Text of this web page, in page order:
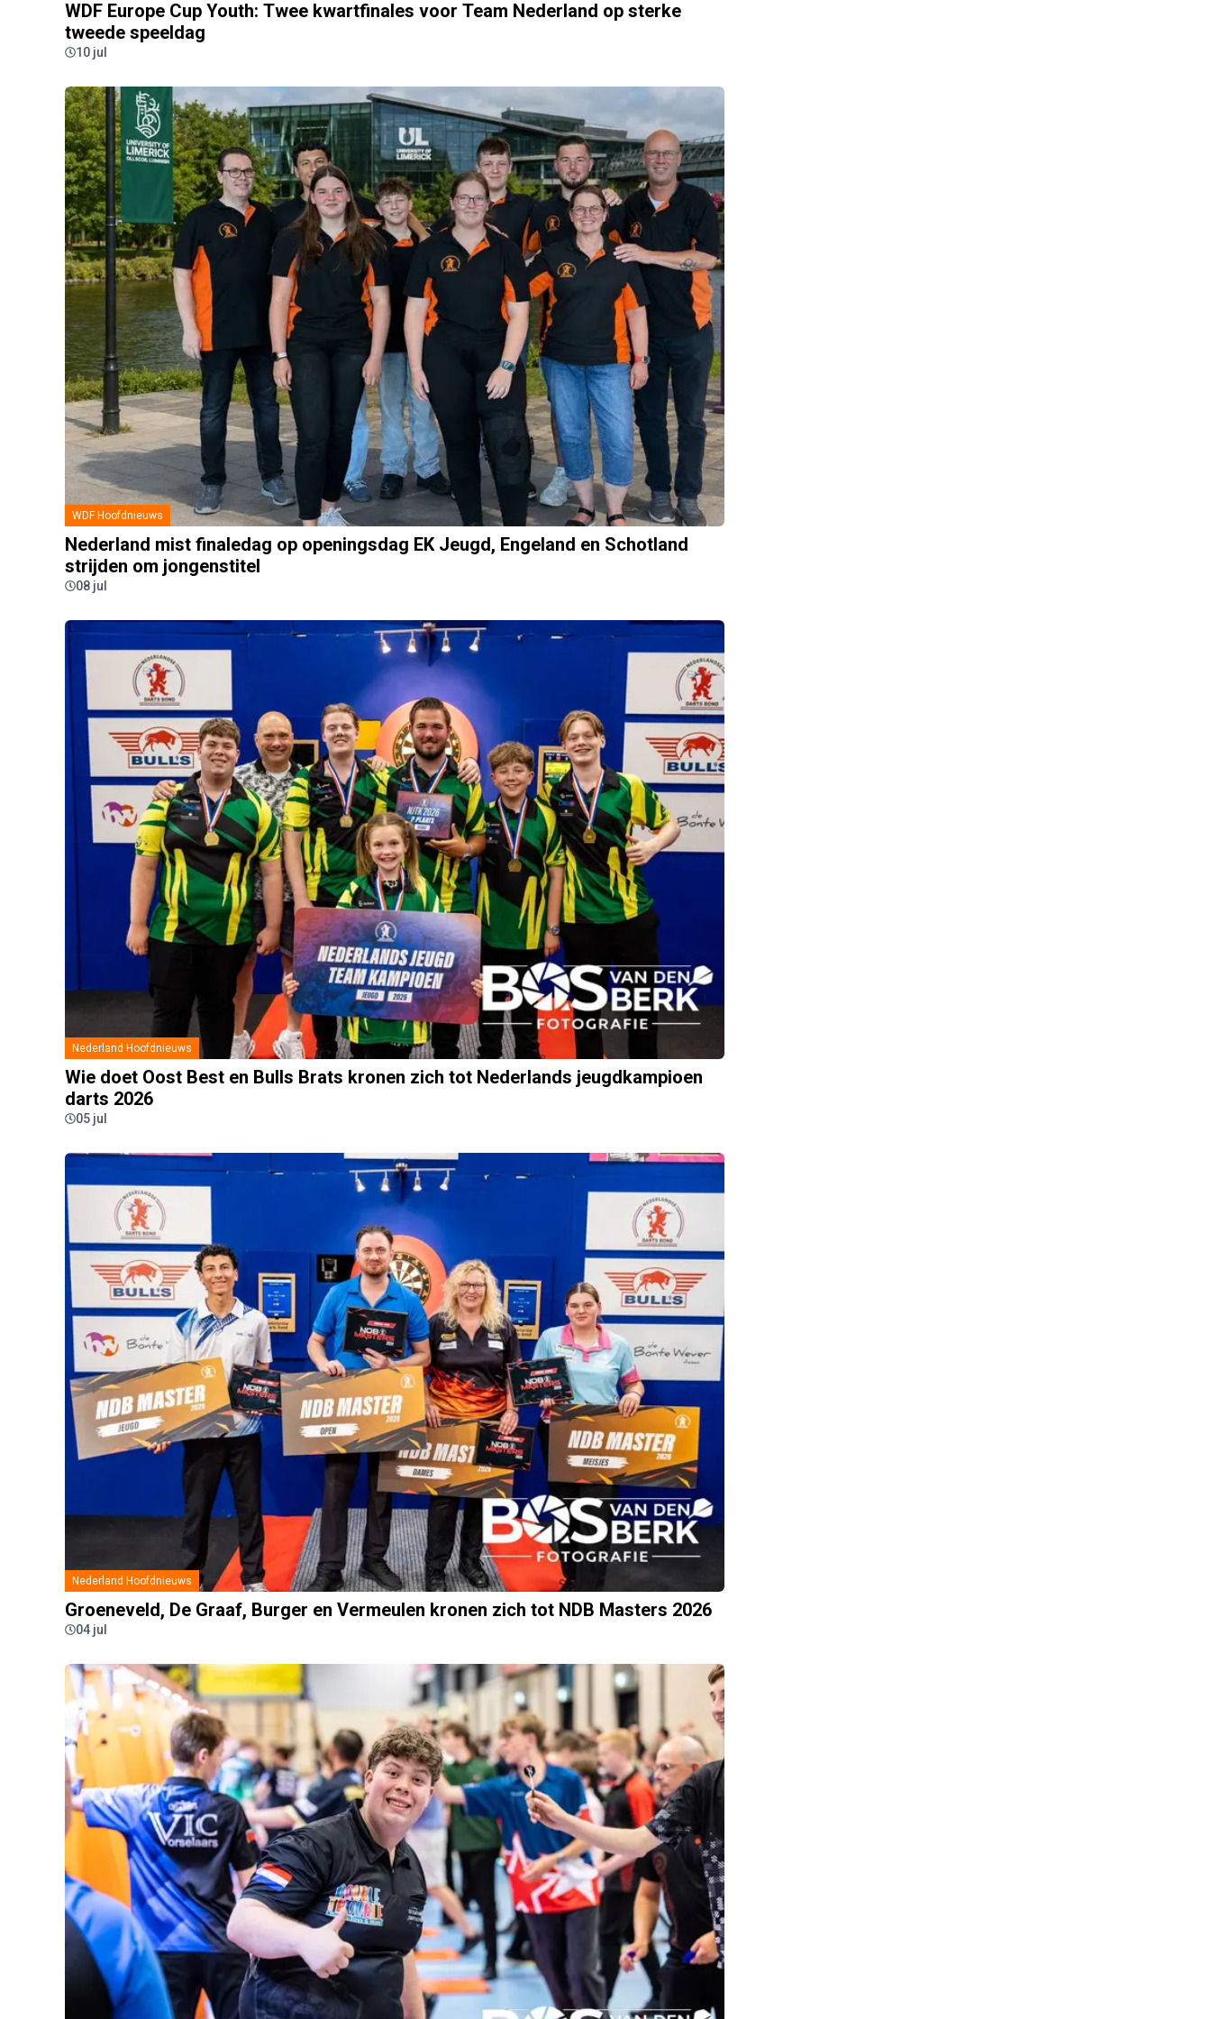
WDF Europe Cup Youth: Twee kwartfinales voor Team Nederland op sterke
tweede speeldag
10 jul
WDF Hoofdnieuws
Nederland mist finaledag op openingsdag EK Jeugd, Engeland en Schotland
strijden om jongenstitel
08 jul
Nederland Hoofdnieuws
Wie doet Oost Best en Bulls Brats kronen zich tot Nederlands jeugdkampioen
darts 2026
05 jul
Nederland Hoofdnieuws
Groeneveld, De Graaf, Burger en Vermeulen kronen zich tot NDB Masters 2026
04 jul